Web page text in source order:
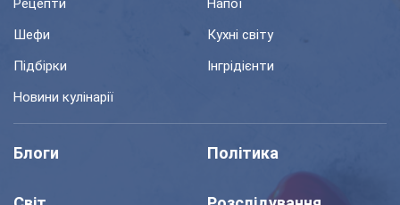
Рецепти
Напої
Шефи
Кухні світу
Підбірки
Інгрідієнти
Новини кулінарії
Блоги Політика